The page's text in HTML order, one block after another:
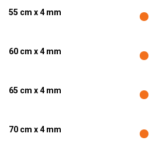
55 cm x 4 mm
60 cm x 4 mm
65 cm x 4 mm
70 cm x 4 mm